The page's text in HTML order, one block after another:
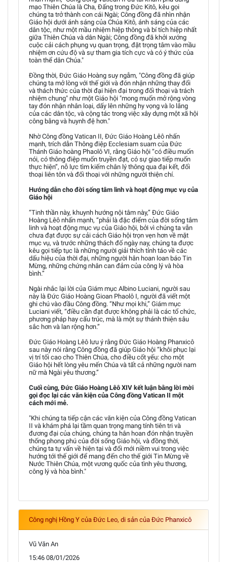
mạo Thiên Chúa là Cha, Đấng trong Đức Kitô, kêu gọi
chúng ta trở thành con cái Ngài; Công đồng đã nhìn nhận
Giáo hội dưới ánh sáng của Chúa Kitô, ánh sáng của các
dân tộc, như một mầu nhiệm hiệp thông và bí tích hiệp nhất
giữa Thiên Chúa và dân Ngài; Công đồng đã khởi xướng
cuộc cải cách phụng vụ quan trọng, đặt trọng tâm vào mầu
nhiệm ơn cứu độ và sự tham gia tích cực và có ý thức của
toàn thể dân Chúa."
Đồng thời, Đức Giáo Hoàng suy ngẫm, "Công đồng đã giúp
chúng ta mở lòng với thế giới và đón nhận những thay đổi
và thách thức của thời đại hiện đại trong đối thoại và trách
nhiệm chung" như một Giáo hội "mong muốn mở rộng vòng
tay đón nhận nhân loại, dấy lên những hy vọng và lo lắng
của các dân tộc, và cộng tác trong việc xây dựng một xã hội
công bằng và huynh đệ hơn."
Nhờ Công đồng Vatican II, Đức Giáo Hoàng Lêô nhấn
mạnh, trích dẫn Thông điệp Ecclesiam suam của Đức
Thánh Giáo hoàng Phaolô VI, rằng Giáo hội “có điều muốn
nói, có thông điệp muốn truyền đạt, có sự giao tiếp muốn
thực hiện”, nỗ lực tìm kiếm chân lý thông qua đại kết, đối
thoại liên tôn và đối thoại với những người thiện chí.
Hướng dẫn cho đời sống tâm linh và hoạt động mục vụ của
Giáo hội
“Tinh thần này, khuynh hướng nội tâm này,” Đức Giáo
Hoàng Lêô nhấn mạnh, “phải là đặc điểm của đời sống tâm
linh và hoạt động mục vụ của Giáo hội, bởi vì chúng ta vẫn
chưa đạt được sự cải cách Giáo hội trọn vẹn hơn về mặt
mục vụ, và trước những thách đố ngày nay, chúng ta được
kêu gọi tiếp tục là những người giải thích tỉnh táo về các
dấu hiệu của thời đại, những người hân hoan loan báo Tin
Mừng, những chứng nhân can đảm của công lý và hòa
bình.”
Ngài nhắc lại lời của Giám mục Albino Luciani, người sau
này là Đức Giáo Hoàng Gioan Phaolô I, người đã viết một
ghi chú vào đầu Công đồng. “Như mọi khi,” Giám mục
Luciani viết, “điều cần đạt được không phải là các tổ chức,
phương pháp hay cấu trúc, mà là một sự thánh thiện sâu
sắc hơn và lan rộng hơn.”
Đức Giáo Hoàng Lêô lưu ý rằng Đức Giáo Hoàng Phanxicô
sau này nói rằng Công đồng đã giúp Giáo hội “khôi phục lại
vị trí tối cao cho Thiên Chúa, cho điều cốt yếu: cho một
Giáo hội hết lòng yêu mến Chúa và tất cả những người nam
nữ mà Ngài yêu thương.”
Cuối cùng, Đức Giáo Hoàng Lêô XIV kết luận bằng lời mời
gọi đọc lại các văn kiện của Công đồng Vatican II một
cách mới mẻ.
"Khi chúng ta tiếp cận các văn kiện của Công đồng Vatican
II và khám phá lại tầm quan trọng mang tính tiên tri và
đương đại của chúng, chúng ta hân hoan đón nhận truyền
thống phong phú của đời sống Giáo hội, và đồng thời,
chúng ta tự vấn về hiện tại và đổi mới niềm vui trong việc
hướng tới thế giới để mang đến cho thế giới Tin Mừng về
Nước Thiên Chúa, một vương quốc của tình yêu thương,
công lý và hòa bình."
Công nghị Hồng Y của Đức Leo, di sản của Đức Phanxicô
Vũ Văn An
15:46 08/01/2026